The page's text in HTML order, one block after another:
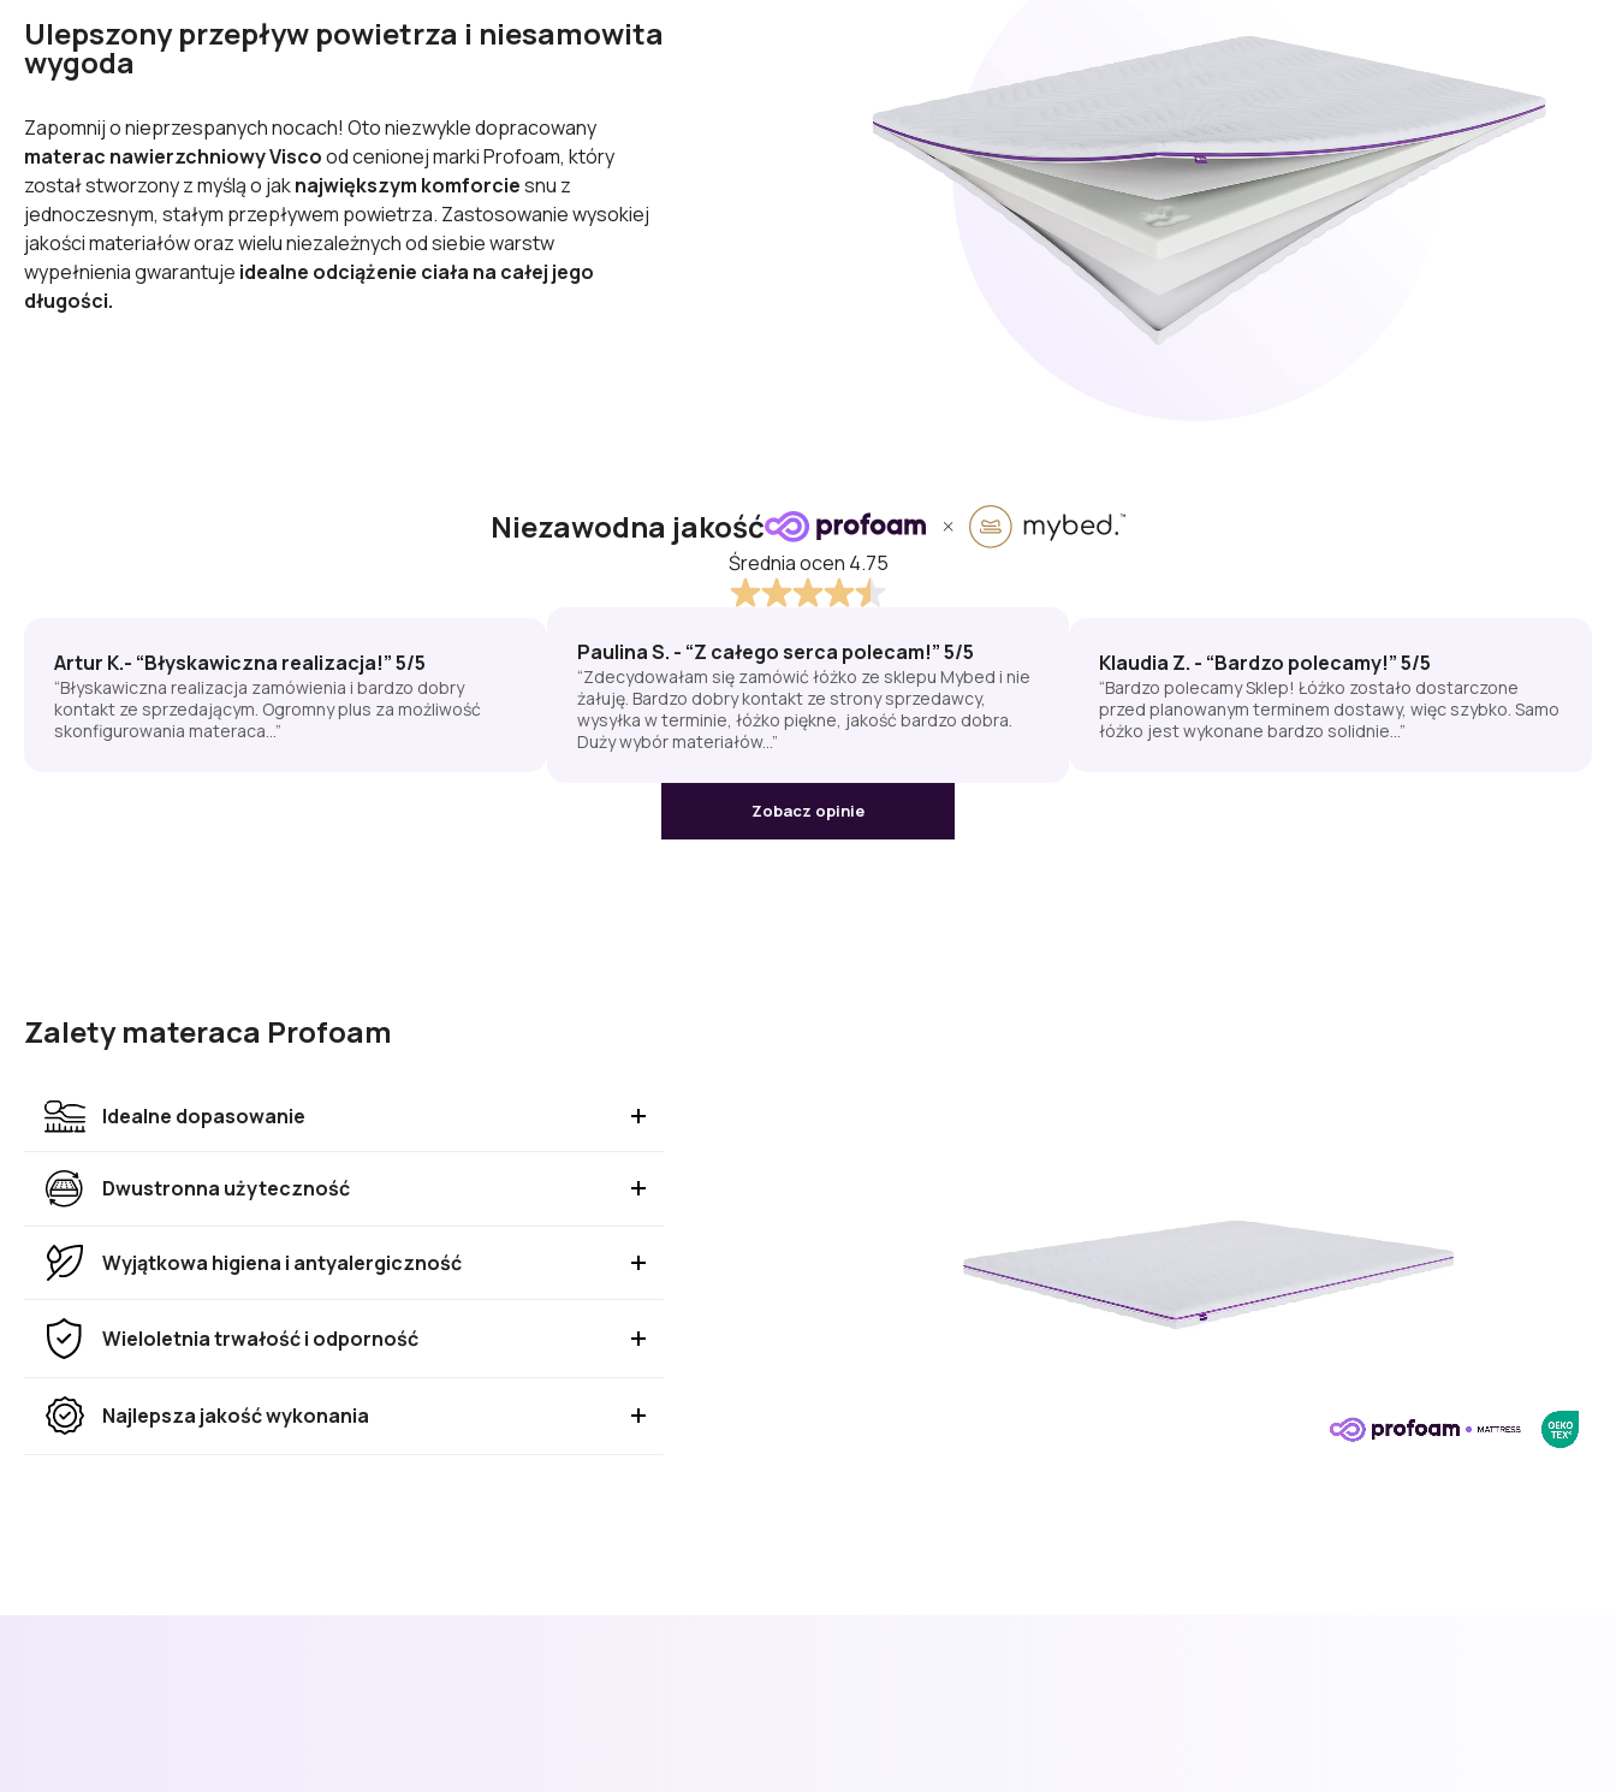
Ulepszony przepływ powietrza i niesamowita
wygoda
Zapomnij o nieprzespanych nocach! Oto niezwykle dopracowany
materac nawierzchniowy Viscood cenionej marki Profoam, który
został stworzony z myślą o jaknajwiększym komforciesnu z
jednoczesnym, stałym przepływem powietrza. Zastosowanie wysokiej
jakości materiałów oraz wielu niezależnych od siebie warstw
wypełnienia gwarantuje idealne odciążenie ciała na całej jego
długości.
Niezawodna jakość
Średnia ocen 4.75
Artur K.- “Błyskawiczna realizacja!” 5/5
“Błyskawiczna realizacja zamówienia i bardzo dobry
kontakt ze sprzedającym. Ogromny plus za możliwość
skonfigurowania materaca...”
Paulina S. - “Z całego serca polecam!” 5/5
“Zdecydowałam się zamówić łóżko ze sklepu Mybed i nie
żałuję. Bardzo dobry kontakt ze strony sprzedawcy,
wysyłka w terminie, łóżko piękne, jakość bardzo dobra.
Duży wybór materiałów...”
Klaudia Z. - “Bardzo polecamy!” 5/5
“Bardzo polecamy Sklep! Łóżko zostało dostarczone
przed planowanym terminem dostawy, więc szybko. Samo
łóżko jest wykonane bardzo solidnie...”
Zobacz opinie
Zalety materaca Profoam
Idealne dopasowanie
Dwustronna użyteczność
Wyjątkowa higiena i antyalergiczność
Wieloletnia trwałość i odporność
Najlepsza jakość wykonania